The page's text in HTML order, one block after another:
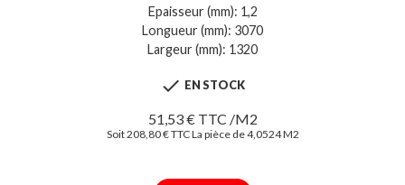
Epaisseur (mm): 1,2
Longueur (mm): 3070
Largeur (mm): 1320
 EN STOCK
51,53 € TTC /M2
Soit 208,80 € TTC La pièce de 4,0524 M2